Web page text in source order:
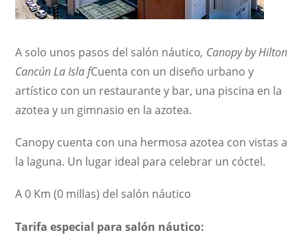
A solo unos pasos del salón náutico, Canopy by Hilton
Cancún La Isla fCuenta con un diseño urbano y
artístico con un restaurante y bar, una piscina en la
azotea y un gimnasio en la azotea.
Canopy cuenta con una hermosa azotea con vistas a
la laguna. Un lugar ideal para celebrar un cóctel.
A 0 Km (0 millas) del salón náutico
Tarifa especial para salón náutico: